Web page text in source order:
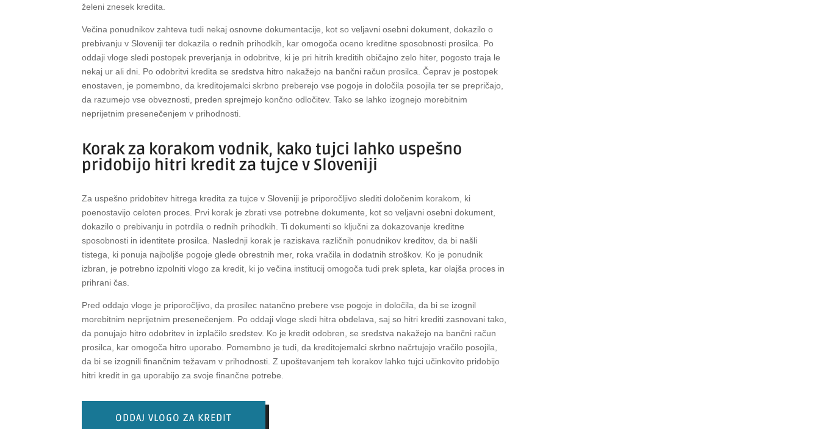
želeni znesek kredita.
Večina ponudnikov zahteva tudi nekaj osnovne dokumentacije, kot so veljavni osebni dokument, dokazilo o
prebivanju v Sloveniji ter dokazila o rednih prihodkih, kar omogoča oceno kreditne sposobnosti prosilca. Po
oddaji vloge sledi postopek preverjanja in odobritve, ki je pri hitrih kreditih običajno zelo hiter, pogosto traja le
nekaj ur ali dni. Po odobritvi kredita se sredstva hitro nakažejo na bančni račun prosilca. Čeprav je postopek
enostaven, je pomembno, da kreditojemalci skrbno preberejo vse pogoje in določila posojila ter se prepričajo,
da razumejo vse obveznosti, preden sprejmejo končno odločitev. Tako se lahko izognejo morebitnim
neprijetnim presenečenjem v prihodnosti.
Korak za korakom vodnik, kako tujci lahko uspešno
pridobijo hitri kredit za tujce v Sloveniji
Za uspešno pridobitev hitrega kredita za tujce v Sloveniji je priporočljivo slediti določenim korakom, ki
poenostavijo celoten proces. Prvi korak je zbrati vse potrebne dokumente, kot so veljavni osebni dokument,
dokazilo o prebivanju in potrdila o rednih prihodkih. Ti dokumenti so ključni za dokazovanje kreditne
sposobnosti in identitete prosilca. Naslednji korak je raziskava različnih ponudnikov kreditov, da bi našli
tistega, ki ponuja najboljše pogoje glede obrestnih mer, roka vračila in dodatnih stroškov. Ko je ponudnik
izbran, je potrebno izpolniti vlogo za kredit, ki jo večina institucij omogoča tudi prek spleta, kar olajša proces in
prihrani čas.
Pred oddajo vloge je priporočljivo, da prosilec natančno prebere vse pogoje in določila, da bi se izognil
morebitnim neprijetnim presenečenjem. Po oddaji vloge sledi hitra obdelava, saj so hitri krediti zasnovani tako,
da ponujajo hitro odobritev in izplačilo sredstev. Ko je kredit odobren, se sredstva nakažejo na bančni račun
prosilca, kar omogoča hitro uporabo. Pomembno je tudi, da kreditojemalci skrbno načrtujejo vračilo posojila,
da bi se izognili finančnim težavam v prihodnosti. Z upoštevanjem teh korakov lahko tujci učinkovito pridobijo
hitri kredit in ga uporabijo za svoje finančne potrebe.
ODDAJ VLOGO ZA KREDIT